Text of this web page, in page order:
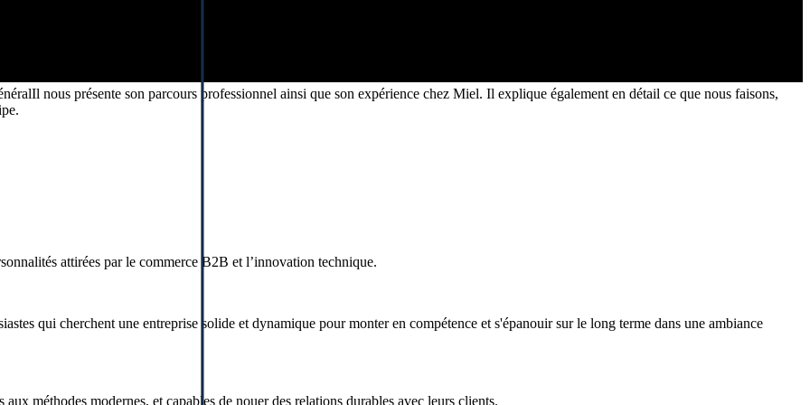
nous présente son parcours professionnel ainsi que son expérience chez Miel. Il explique également en détail ce que nous faisons,
attirées par le commerce B2B et l’innovation technique.
qui cherchent une entreprise solide et dynamique pour monter en compétence et s'épanouir sur le long terme dans une ambiance
méthodes modernes, et capables de nouer des relations durables avec leurs clients.